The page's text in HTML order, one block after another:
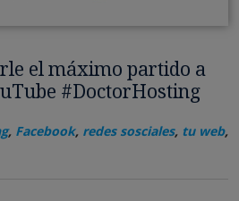
el máximo partido a
#DoctorHosting
, Facebook, redes sosciales, tu web,